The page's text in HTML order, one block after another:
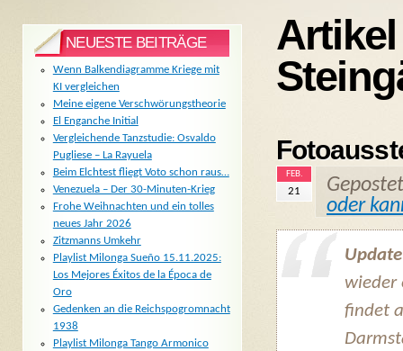
FEB.
21
oder
wieder
findet
NEUESTE BEITRÄGE
Wenn Balkendiagramme Kriege mit
KI vergleichen
Meine eigene Verschwörungstheorie
El Enganche Initial
Vergleichende Tanzstudie: Osvaldo
Pugliese – La Rayuela
Beim Elchtest fliegt Voto schon raus…
Venezuela – Der 30-Minuten-Krieg
Frohe Weihnachten und ein tolles
neues Jahr 2026
Zitzmanns Umkehr
Playlist Milonga Sueño 15.11.2025:
Los Mejores Éxitos de la Época de
Oro
Gedenken an die Reichspogromnacht
1938
Playlist Milonga Tango Armonico